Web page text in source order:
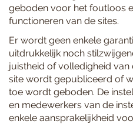
geboden voor het foutloos
functioneren van de sites.
Er wordt geen enkele
uitdrukkelijk noch
juistheid of volledigheid
site wordt gepubliceerd of
toe wordt geboden. De
en medewerkers van de
enkele aansprakelijkheid